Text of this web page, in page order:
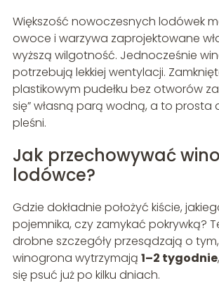
Większość nowoczesnych lodówek
owoce i warzywa zaprojektowane
wyższą wilgotność. Jednocześnie
potrzebują lekkiej wentylacji.
plastikowym pudełku bez otworów
się” własną parą wodną, a to prosta
pleśni.
Jak przechowywać
lodówce?
Gdzie dokładnie położyć kiście,
pojemnika, czy zamykać pokrywką?
drobne szczegóły przesądzają o
winogrona wytrzymają 1–2 tygodnie
się psuć już po kilku dniach.